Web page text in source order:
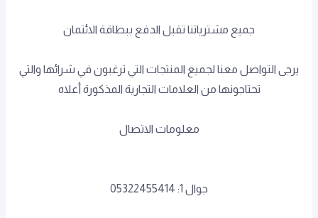
جميع مشترياتنا تقبل الدفع ببطاقة الائتمان
يرجى التواصل معنا لجميع المنتجات التي ترغبون في شرائها والتي
تحتاجونها من العلامات التجارية المذكورة أعلاه
معلومات الاتصال
جوال 1: 05322455414